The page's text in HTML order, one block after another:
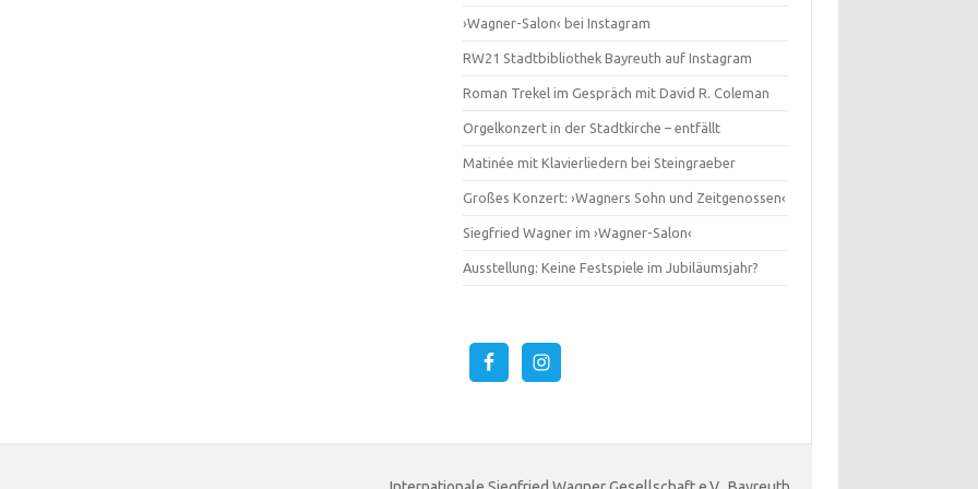
›Wagner-Salon‹ bei Instagram
RW21 Stadtbibliothek Bayreuth auf Instagram
Roman Trekel im Gespräch mit David R. Coleman
Orgelkonzert in der Stadtkirche – entfällt
Matinée mit Klavierliedern bei Steingraeber
Großes Konzert: ›Wagners Sohn und Zeitgenossen‹
Siegfried Wagner im ›Wagner-Salon‹
Ausstellung: Keine Festspiele im Jubiläumsjahr?